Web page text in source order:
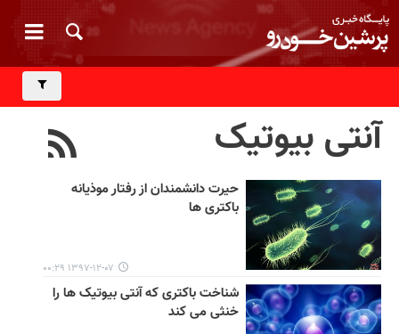
آنتی بیوتیک
حیرت دانشمندان از رفتار موذیانه
باکتری ها
۱۳۹۷-۱۲-۰۷ ۰۰:۲۹
شناخت باکتری که آنتی بیوتیک ها را
خنثی می کند